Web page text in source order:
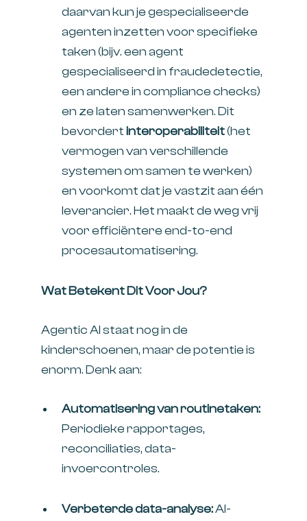
daarvan kun je gespecialiseerde
agenten inzetten voor specifieke
taken (bijv. een agent
gespecialiseerd in fraudedetectie,
een andere in compliance checks)
en ze laten samenwerken. Dit
bevordert interoperabiliteit(het
vermogen van verschillende
systemen om samen te werken)
en voorkomt dat je vastzit aan één
leverancier. Het maakt de weg vrij
voor efficiëntere end-to-end
procesautomatisering.
Wat Betekent Dit Voor Jou?
Agentic AI staat nog in de
kinderschoenen, maar de potentie is
enorm. Denk aan:
Automatisering van routinetaken:
Periodieke rapportages,
reconciliaties, data-
invoercontroles.
Verbeterde data-analyse:AI-